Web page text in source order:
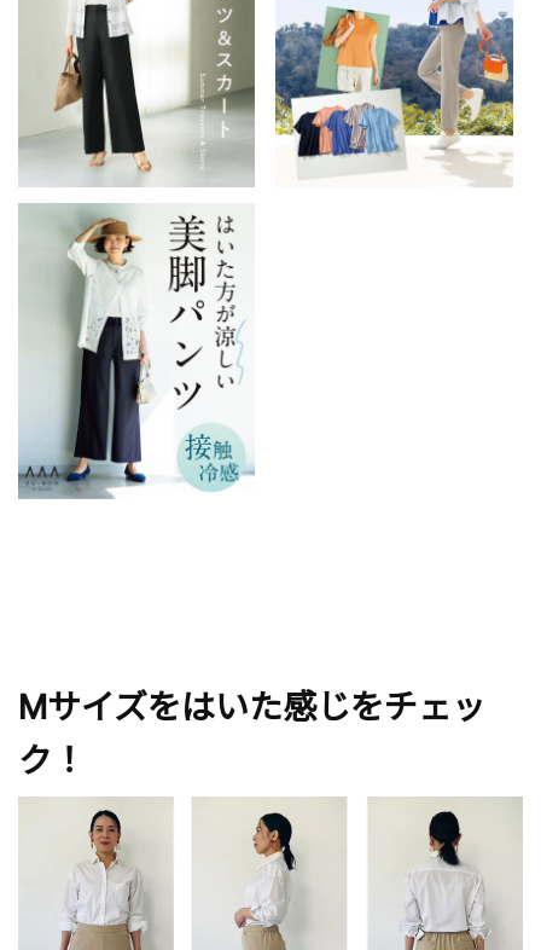
Mサイズをはいた感じをチェッ
ク！